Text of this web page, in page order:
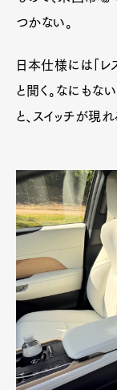
つかない。
日本仕様には「レ
と聞く。なにもな
と、スイッチが現